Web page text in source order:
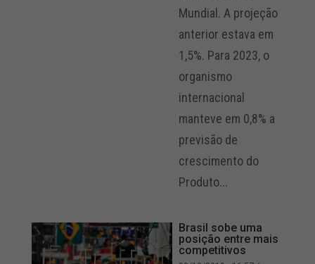
Mundial. A projeção
anterior estava em
1,5%. Para 2023, o
organismo
internacional
manteve em 0,8% a
previsão de
crescimento do
Produto...
Brasil sobe uma
posição entre mais
competitivos